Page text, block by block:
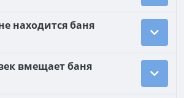
находится баня
вмещает баня